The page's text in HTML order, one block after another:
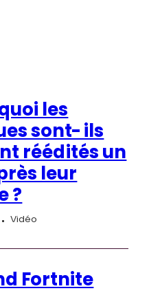
les
sont-ils
réédités un
leur
?
Vidéo
Fortnite